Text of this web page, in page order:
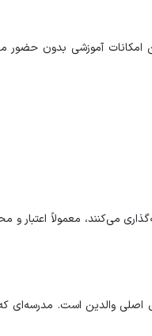
آموزشی بدون حضور
می‌کنند، معمولاً اعتبار و
اصلی والدین است. مدرسه‌ای